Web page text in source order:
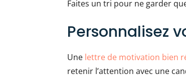
Faites un tri pour ne garder
Personnalisez
Une lettre de motivation bien
retenir l’attention avec une